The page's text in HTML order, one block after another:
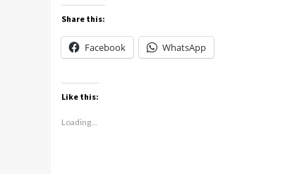
Share this:
Facebook WhatsApp
Like this:
Loading...